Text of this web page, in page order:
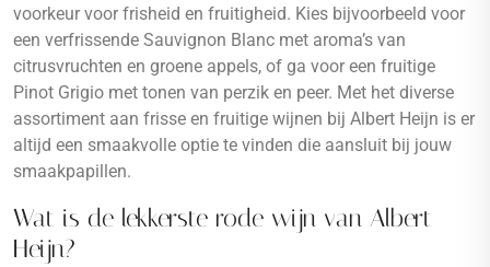
voorkeur voor frisheid en fruitigheid. Kies bijvoorbeeld voor
een verfrissende Sauvignon Blanc met aroma’s van
citrusvruchten en groene appels, of ga voor een fruitige
Pinot Grigio met tonen van perzik en peer. Met het diverse
assortiment aan frisse en fruitige wijnen bij Albert Heijn is er
altijd een smaakvolle optie te vinden die aansluit bij jouw
smaakpapillen.
Wat is de lekkerste rode wijn van Albert
Heijn?